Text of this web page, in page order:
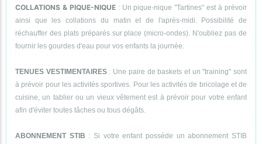
COLLATIONS & PIQUE-NIQUE: Un pique-nique "Tartines" est à prévoir
ainsi que les collations du matin et de l'après-midi. Possibilité de
réchauffer des plats préparés sur place (micro-ondes). N'oubliez pas de
fournir les gourdes d'eau pour vos enfants la journée.
TENUES VESTIMENTAIRES: Une paire de baskets et un "training" sont
à prévoir pour les activités sportives. Pour les activités de bricolage et de
cuisine, un tablier ou un vieux vêtement est à prévoir pour votre enfant
afin d'éviter toutes tâches ou tous dégâts.
ABONNEMENT STIB : Si votre enfant possède un abonnement STIB